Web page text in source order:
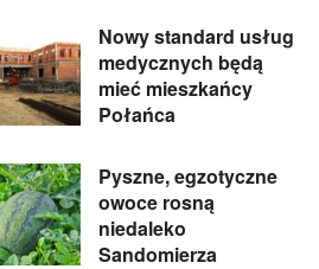
Nowy standard usług
medycznych będą
mieć mieszkańcy
Połańca
Pyszne, egzotyczne
owoce rosną
niedaleko
Sandomierza